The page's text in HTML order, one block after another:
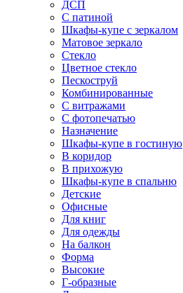
ДСП
С патиной
Шкафы-купе с зеркалом
Матовое зеркало
Стекло
Цветное стекло
Пескоструй
Комбинированные
С витражами
С фотопечатью
Назначение
Шкафы-купе в гостиную
В коридор
В прихожую
Шкафы-купе в спальню
Детские
Офисные
Для книг
Для одежды
На балкон
Форма
Высокие
Г-образные